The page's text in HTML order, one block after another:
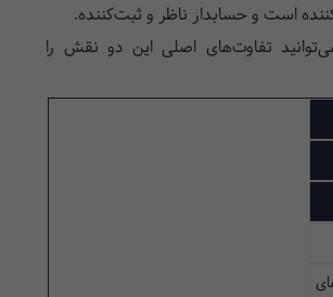
است و حسابدار ناظر و ثبت‌کننده.
تفاوت‌های اصلی این دو نقش را